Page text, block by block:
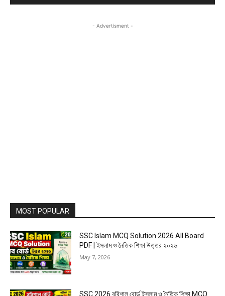
- Advertisment -
MOST POPULAR
SSC Islam MCQ Solution 2026 All Board
PDF | ইসলাম ও নৈতিক শিক্ষা উত্তর ২০২৬
May 7, 2026
SSC 2026 বরিশাল বোর্ড ইসলাম ও নৈতিক শিক্ষা MCQ